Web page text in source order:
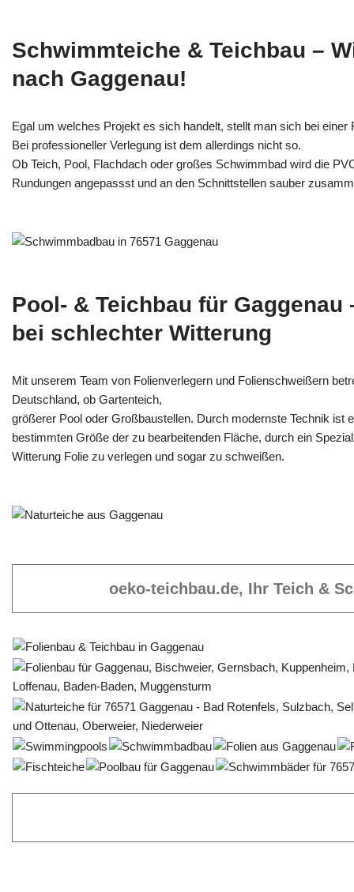
Schwimmteiche & Teichbau –
nach Gaggenau!
Egal um welches Projekt es sich handelt, stellt man sich bei einer
Bei professioneller Verlegung ist dem allerdings nicht so.
Ob Teich, Pool, Flachdach oder großes Schwimmbad wird die
Rundungen angepassst und an den Schnittstellen sauber
Pool- & Teichbau für
bei schlechter Witterung
Mit unserem Team von Folienverlegern und Folien­schweißern
Deutschland, ob Gartenteich,
größerer Pool oder Großbaustellen. Durch modernste Technik ist
bestimmten Größe der zu bearbeitenden Fläche, durch ein
Witterung Folie zu verlegen und sogar zu schweißen.
oeko-teichbau.de, Ihr Teich &